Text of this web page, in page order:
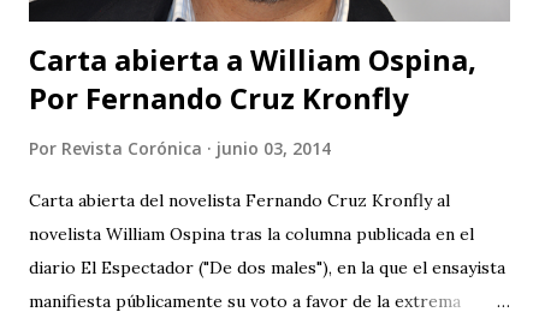
Carta abierta a William Ospina,
Por Fernando Cruz Kronfly
Por Revista Corónica junio 03, 2014
Carta abierta del novelista Fernando Cruz Kronfly al
novelista William Ospina tras la columna publicada en el
diario El Espectador ("De dos males"), en la que el ensayista
manifiesta públicamente su voto a favor de la extrema